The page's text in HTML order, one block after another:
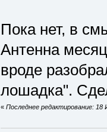
Пока нет, в
Антенна
вроде
лошадка".
« Последнее редактирование: 18